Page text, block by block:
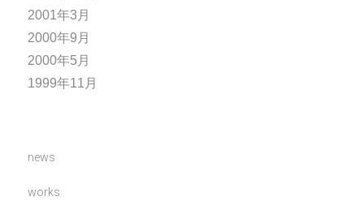
2001年3月
2000年9月
2000年5月
1999年11月
news
works